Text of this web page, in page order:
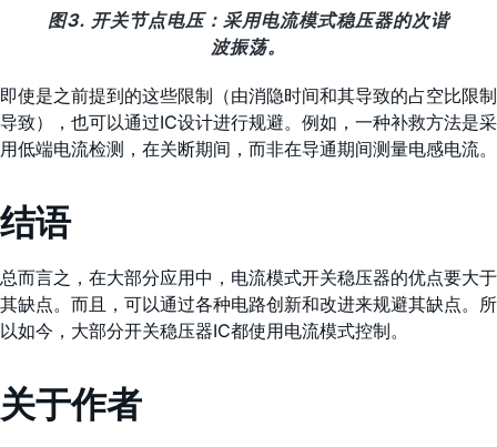
图3. 开关节点电压：采用电流模式稳压器的次谐
波振荡。
即使是之前提到的这些限制（由消隐时间和其导致的占空比限制
导致），也可以通过IC设计进行规避。例如，一种补救方法是采
用低端电流检测，在关断期间，而非在导通期间测量电感电流。
结语
总而言之，在大部分应用中，电流模式开关稳压器的优点要大于
其缺点。而且，可以通过各种电路创新和改进来规避其缺点。所
以如今，大部分开关稳压器IC都使用电流模式控制。
关于作者